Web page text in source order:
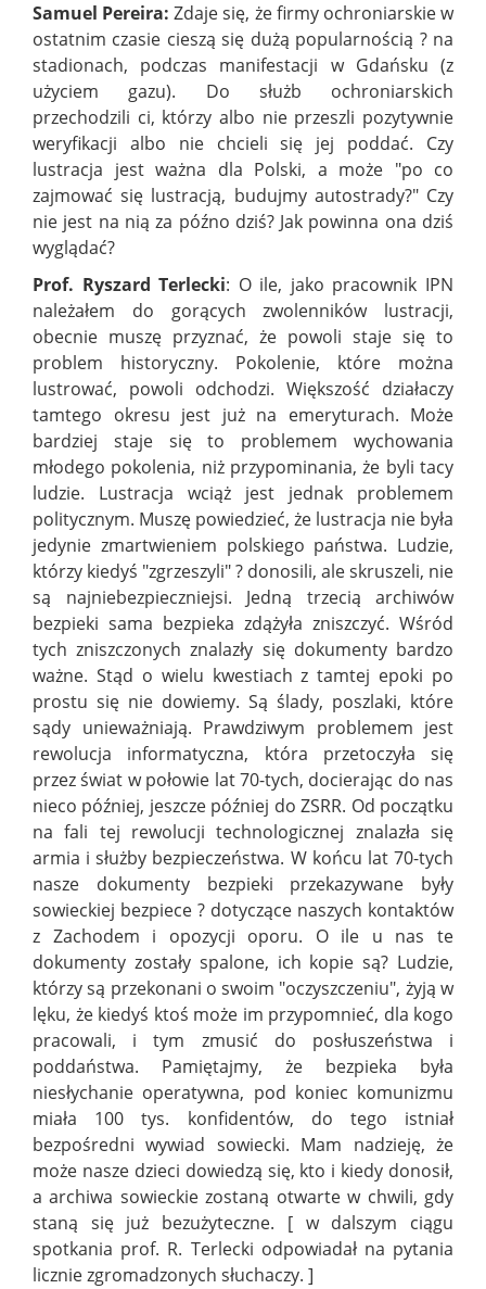
Samuel Pereira:Zdaje się, że firmy ochroniarskie w
ostatnim czasie cieszą się dużą popularnością ? na
stadionach, podczas manifestacji w Gdańsku (z
użyciem gazu). Do służb ochroniarskich
przechodzili ci, którzy albo nie przeszli pozytywnie
weryfikacji albo nie chcieli się jej poddać. Czy
lustracja jest ważna dla Polski, a może "po co
zajmować się lustracją, budujmy autostrady?" Czy
nie jest na nią za późno dziś? Jak powinna ona dziś
wyglądać?
Prof. Ryszard Terlecki: O ile, jako pracownik IPN
należałem do gorących zwolenników lustracji,
obecnie muszę przyznać, że powoli staje się to
problem historyczny. Pokolenie, które można
lustrować, powoli odchodzi. Większość działaczy
tamtego okresu jest już na emeryturach. Może
bardziej staje się to problemem wychowania
młodego pokolenia, niż przypominania, że byli tacy
ludzie. Lustracja wciąż jest jednak problemem
politycznym. Muszę powiedzieć, że lustracja nie była
jedynie zmartwieniem polskiego państwa. Ludzie,
którzy kiedyś "zgrzeszyli" ? donosili, ale skruszeli, nie
są najniebezpieczniejsi. Jedną trzecią archiwów
bezpieki sama bezpieka zdążyła zniszczyć. Wśród
tych zniszczonych znalazły się dokumenty bardzo
ważne. Stąd o wielu kwestiach z tamtej epoki po
prostu się nie dowiemy. Są ślady, poszlaki, które
sądy unieważniają. Prawdziwym problemem jest
rewolucja informatyczna, która przetoczyła się
przez świat w połowie lat 70-tych, docierając do nas
nieco później, jeszcze później do ZSRR. Od początku
na fali tej rewolucji technologicznej znalazła się
armia i służby bezpieczeństwa. W końcu lat 70-tych
nasze dokumenty bezpieki przekazywane były
sowieckiej bezpiece ? dotyczące naszych kontaktów
z Zachodem i opozycji oporu. O ile u nas te
dokumenty zostały spalone, ich kopie są? Ludzie,
którzy są przekonani o swoim "oczyszczeniu", żyją w
lęku, że kiedyś ktoś może im przypomnieć, dla kogo
pracowali, i tym zmusić do posłuszeństwa i
poddaństwa. Pamiętajmy, że bezpieka była
niesłychanie operatywna, pod koniec komunizmu
miała 100 tys. konfidentów, do tego istniał
bezpośredni wywiad sowiecki. Mam nadzieję, że
może nasze dzieci dowiedzą się, kto i kiedy donosił,
a archiwa sowieckie zostaną otwarte w chwili, gdy
staną się już bezużyteczne. [ w dalszym ciągu
spotkania prof. R. Terlecki odpowiadał na pytania
licznie zgromadzonych słuchaczy. ]